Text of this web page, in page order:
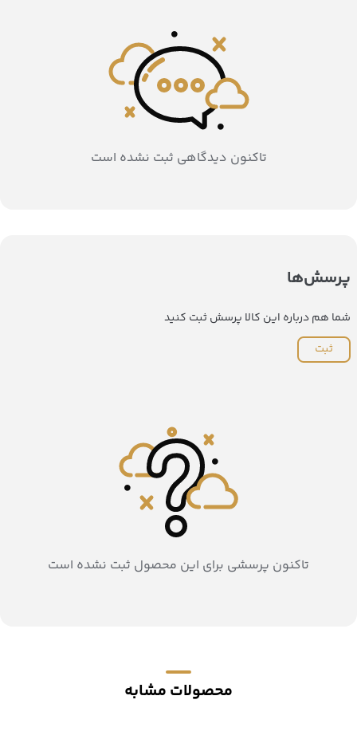
تاکنون دیدگاهی ثبت نشده است
پرسش‌ها
شما هم درباره این کالا پرسش ثبت کنید
ثبت
تاکنون پرسشی برای این محصول ثبت نشده است
محصولات مشابه